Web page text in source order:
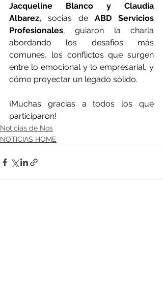
Jacqueline Blanco y Claudia
Albarez, socias de ABD Servicios
Profesionales, guiaron la charla
abordando los desafíos más
comunes, los conflictos que surgen
entre lo emocional y lo empresarial, y
cómo proyectar un legado sólido.
¡Muchas gracias a todos los que
participaron!
Noticias de Nos
NOTICIAS HOME